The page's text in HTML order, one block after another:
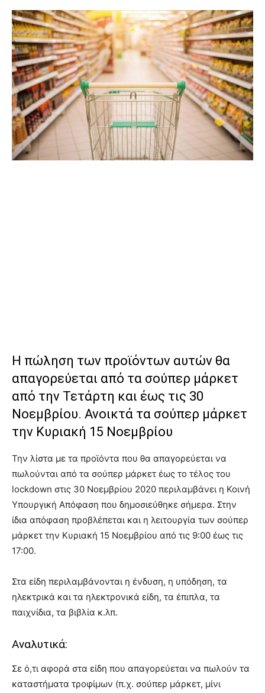
Η πώληση των προϊόντων αυτών θα
απαγορεύεται από τα σούπερ μάρκετ
από την Τετάρτη και έως τις 30
Νοεμβρίου. Ανοικτά τα σούπερ μάρκετ
την Κυριακή 15 Νοεμβρίου
Την λίστα με τα προϊόντα που θα απαγορεύεται να
πωλούνται από τα σούπερ μάρκετ έως το τέλος του
lockdown στις 30 Νοεμβρίου 2020 περιλαμβάνει η Κοινή
Υπουργική Απόφαση που δημοσιεύθηκε σήμερα. Στην
ίδια απόφαση προβλέπεται και η λειτουργία των σούπερ
μάρκετ την Κυριακή 15 Νοεμβρίου από τις 9:00 έως τις
17:00.
Στα είδη περιλαμβάνονται η ένδυση, η υπόδηση, τα
ηλεκτρικά και τα ηλεκτρονικά είδη, τα έπιπλα, τα
παιχνίδια, τα βιβλία κ.λπ.
Αναλυτικά:
Σε ό,τι αφορά στα είδη που απαγορεύεται να πωλούν τα
καταστήματα τροφίμων (π.χ. σούπερ μάρκετ, μίνι